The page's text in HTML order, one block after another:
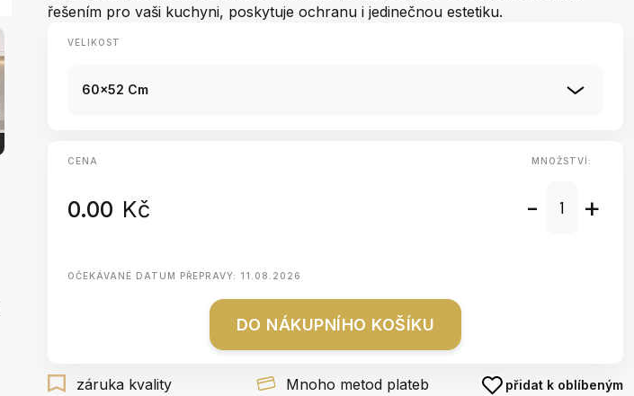
řešením pro vaši kuchyni, poskytuje ochranu i jedinečnou estetiku.
VELIKOST
60x52 Cm
CENA
0.00 Kč
MNOŽSTVÍ:
- +
OČEKÁVANÉ DATUM PŘEPRAVY: 11.08.2026
DO NÁKUPNÍHO KOŠÍKU
záruka kvality Mnoho metod plateb přidat k oblíbeným